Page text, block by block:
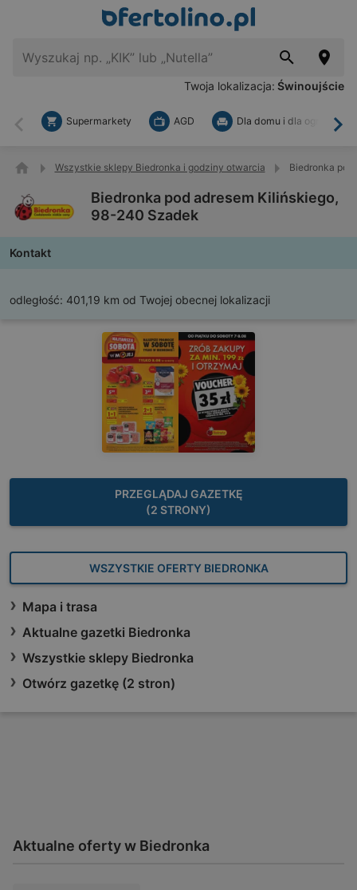
Twoja lokalizacja: Świnoujście
Wstecz
Supermarkety AGD Dla domu i dla ogrodu
Wszystkie sklepy Biedronka i godziny otwarcia Biedronka
Biedronka pod adresem Kilińskiego,
98-240 Szadek
Kontakt
odległość: 401,19 km od Twojej obecnej lokalizacji
PRZEGLĄDAJ GAZETKĘ
(2 STRONY)
WSZYSTKIE OFERTY BIEDRONKA
Mapa i trasa
Aktualne gazetki Biedronka
Wszystkie sklepy Biedronka
Otwórz gazetkę (2 stron)
Aktualne oferty w Biedronka